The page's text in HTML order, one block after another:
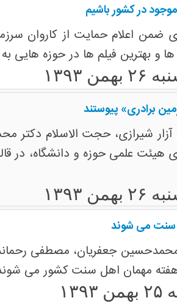
در کشور باشیم
اعلام حمایت از کاروان
ها و بهترین فیلم ها در حوزه
۱۳۹۳
برادری» پیوستند
آزار شیرازی، حجت الاسلام
هیئت علمی حوزه و دانشگاه،
۱۳۹۳
سنت می شوند
محمدحسین جعفریان، مصطفی
مهمان اهل سنت کشور می